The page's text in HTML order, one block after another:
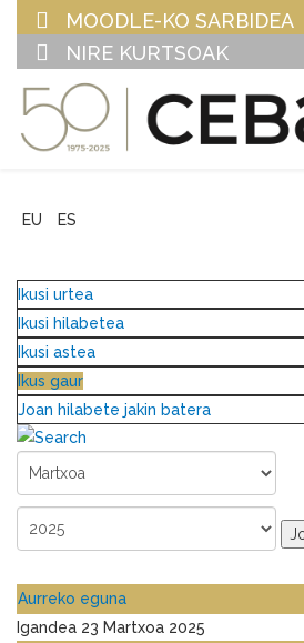
MOODLE-KO SARBIDEA
NIRE KURTSOAK
EU ES
Ikusi urtea
Ikusi hilabetea
Ikusi astea
Ikus gaur
Joan hilabete jakin batera
Aurreko eguna
Igandea 23 Martxoa 2025